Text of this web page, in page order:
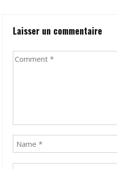
Laisser un commentaire